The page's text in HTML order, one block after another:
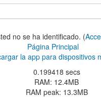
no se ha identificado. (
Página Principal
la app para dispositivos
0.199418 secs
RAM: 12.4MB
RAM peak: 13.3MB